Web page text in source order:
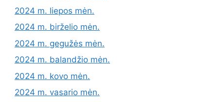
2024 m. liepos mėn.
2024 m. birželio mėn.
2024 m. gegužės mėn.
2024 m. balandžio mėn.
2024 m. kovo mėn.
2024 m. vasario mėn.